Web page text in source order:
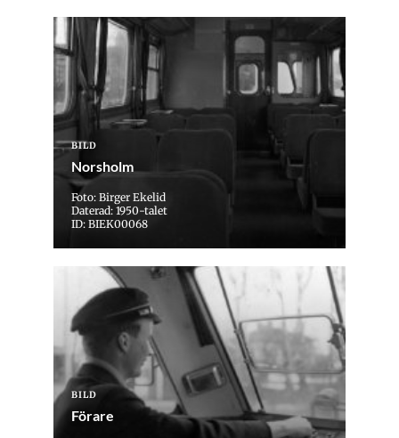
BILD
Norsholm
Foto: Birger Ekelid
Daterad: 1950-talet
ID: BIEK00068
BILD
Förare